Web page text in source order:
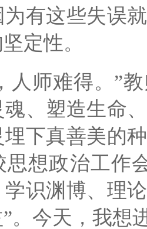
有这些失误
定性。
人师难得。”
、塑造生命
下真善美的
思想政治工作
识渊博、理
。今天，我想